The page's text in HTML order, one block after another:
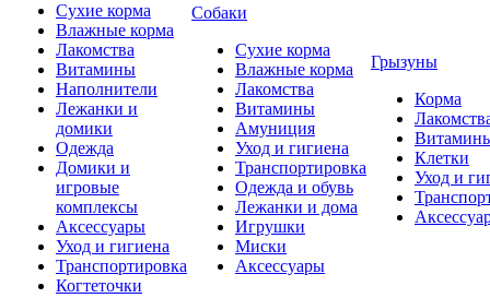
Сухие корма
Влажные корма
Лакомства
Витамины
Наполнители
Лежанки и
домики
Одежда
Домики и
игровые
комплексы
Аксессуары
Уход и гигиена
Транспортировка
Когтеточки
Собаки
Сухие корма
Влажные корма
Лакомства
Витамины
Амуниция
Уход и гигиена
Транспортировка
Одежда и обувь
Лежанки и дома
Игрушки
Миски
Аксессуары
Грызуны
Корма
Клетки
Уход и